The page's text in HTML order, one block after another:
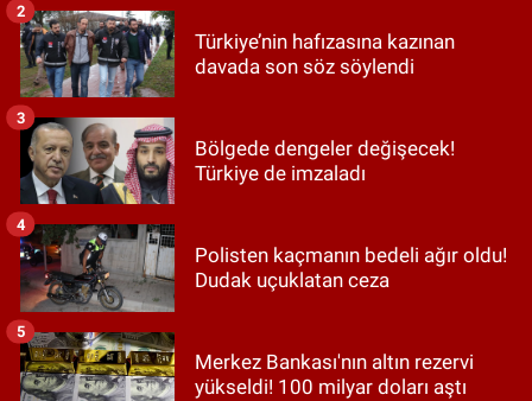
Türkiye’nin hafızasına kazınan
davada son söz söylendi
2
Bölgede dengeler değişecek!
Türkiye de imzaladı
3
Polisten kaçmanın bedeli ağır oldu!
Dudak uçuklatan ceza
4
Merkez Bankası'nın altın rezervi
yükseldi! 100 milyar doları aştı
5